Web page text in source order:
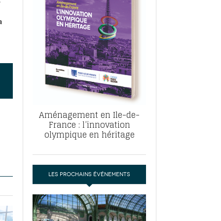
pour
ABF, ZAC : F. Vauglin détaille sa
l’urbanisme parisien- 17
de la tech et de la finance
marché de la location de luxe-
Aménagement en Ile-de-
France : l’innovation
olympique en héritage
LES PROCHAINS ÉVÉNEMENTS